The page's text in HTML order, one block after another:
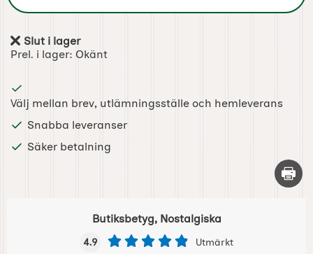
Tillgänglighet:
Slut i lager
Prel. i lager: Okänt
Välj mellan brev, utlämningsställe och hemleverans
Snabba leveranser
Säker betalning
Skriv
Butiksbetyg, Nostalgiska
4.9 Utmärkt